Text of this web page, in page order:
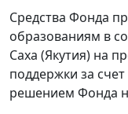
Средства Фонда
образованиям в
Саха (Якутия) на
поддержки за
решением Фонда